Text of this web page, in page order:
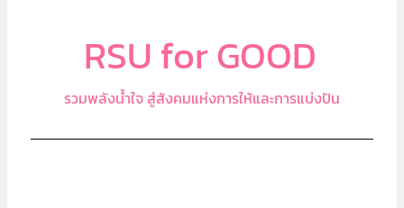
RSU for GOOD
รวมพลังน้ำใจ สู่สังคมแห่งการให้และการแบ่งปัน